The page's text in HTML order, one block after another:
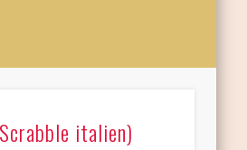
italien)